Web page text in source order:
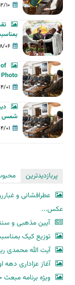
شمس
پربازدیدترین
عطرافشانی و
عکس...
آیین مذهبی و
توزیع کیک
آیت الله محمدی
آغاز عزاداری
ویژه برنامه